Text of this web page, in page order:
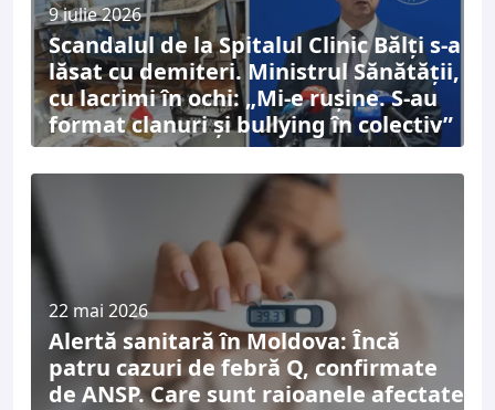
9 iulie 2026
Scandalul de la Spitalul Clinic Bălți s-a
lăsat cu demiteri. Ministrul Sănătății,
cu lacrimi în ochi: „Mi-e rușine. S-au
format clanuri și bullying în colectiv”
22 mai 2026
Alertă sanitară în Moldova: Încă
patru cazuri de febră Q, confirmate
de ANSP. Care sunt raioanele afectate